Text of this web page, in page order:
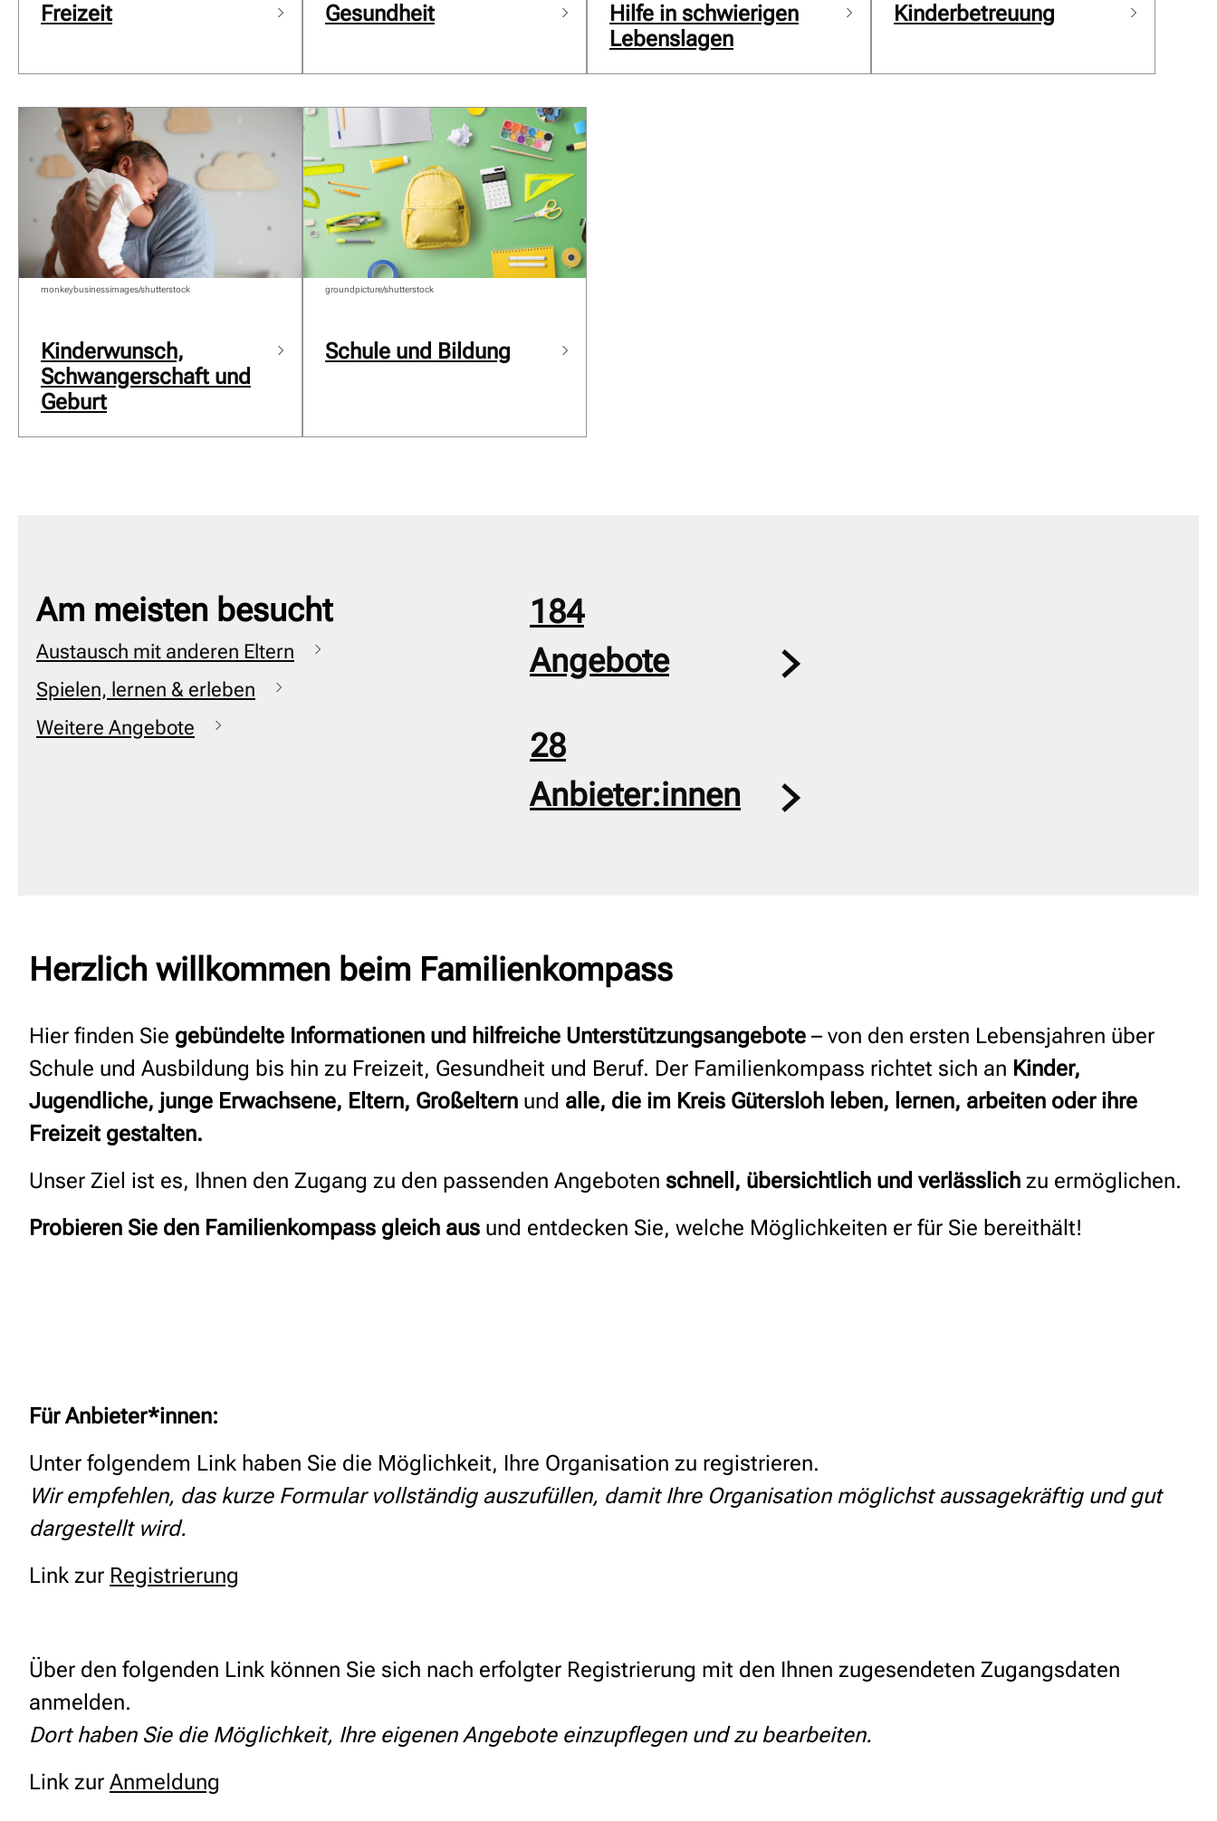
Freizeit Gesundheit
Hilfe in schwierigen
Lebenslagen
Kinderbetreuung
Kinderwunsch,
Schwangerschaft und
Geburt
monkeybusinessimages/shutterstock
Schule und Bildung
groundpicture/shutterstock
Am meisten besucht
Austausch mit anderen Eltern
Spielen, lernen & erleben
Weitere Angebote
184
Angebote
28
Anbieter:innen
Herzlich willkommen beim Familienkompass
Hier finden Sie gebündelte Informationen und hilfreiche Unterstützungsangebote – von den ersten Lebensjahren über
Schule und Ausbildung bis hin zu Freizeit, Gesundheit und Beruf. Der Familienkompass richtet sich an Kinder,
Jugendliche, junge Erwachsene, Eltern, Großeltern und alle, die im Kreis Gütersloh leben, lernen, arbeiten oder ihre
Freizeit gestalten.
Unser Ziel ist es, Ihnen den Zugang zu den passenden Angeboten schnell, übersichtlich und verlässlich zu ermöglichen.
Probieren Sie den Familienkompass gleich aus und entdecken Sie, welche Möglichkeiten er für Sie bereithält!
Für Anbieter*innen:
Unter folgendem Link haben Sie die Möglichkeit, Ihre Organisation zu registrieren.
Wir empfehlen, das kurze Formular vollständig auszufüllen, damit Ihre Organisation möglichst aussagekräftig und gut
dargestellt wird.
Link zur Registrierung
Über den folgenden Link können Sie sich nach erfolgter Registrierung mit den Ihnen zugesendeten Zugangsdaten
anmelden.
Dort haben Sie die Möglichkeit, Ihre eigenen Angebote einzupflegen und zu bearbeiten.
Link zur Anmeldung